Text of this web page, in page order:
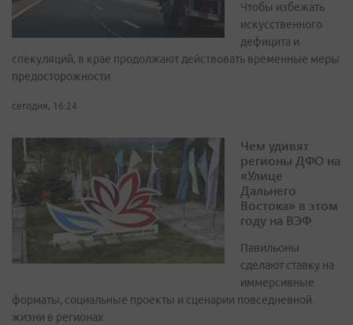
Чтобы избежать
искусственного
дефицита и
спекуляций, в крае продолжают действовать временные меры
предосторожности
сегодня, 16:24
Чем удивят
регионы ДФО на
«Улице
Дальнего
Востока» в этом
году на ВЭФ
Павильоны
сделают ставку на
иммерсивные
форматы, социальные проекты и сценарии повседневной
жизни в регионах